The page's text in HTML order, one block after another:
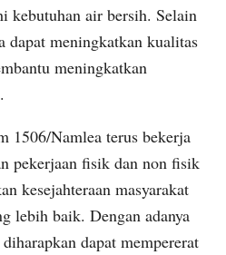
kebutuhan air bersih. Selain
dapat meningkatkan kualitas
meningkatkan
1506/Namlea terus bekerja
pekerjaan fisik dan non fisik
kesejahteraan masyarakat
lebih baik. Dengan adanya
dapat mempererat